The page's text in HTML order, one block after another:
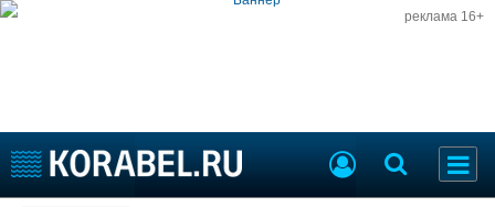
реклама 16+